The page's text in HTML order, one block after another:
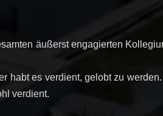
äußerst engagierten
habt es verdient, gelobt zu
verdient.